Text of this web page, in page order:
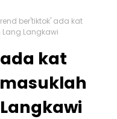
ber'tiktok' ada kat
Langkawi
kat